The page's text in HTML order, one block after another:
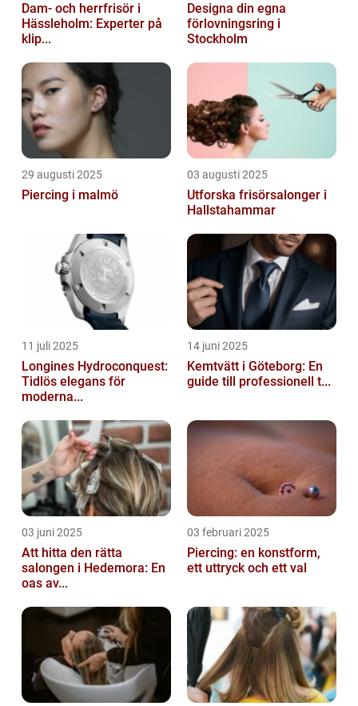
Dam- och herrfrisör i
Hässleholm: Experter på
klip...
Designa din egna
förlovningsring i
Stockholm
29 augusti 2025
Piercing i malmö
03 augusti 2025
Utforska frisörsalonger i
Hallstahammar
11 juli 2025
Longines Hydroconquest:
Tidlös elegans för
moderna...
14 juni 2025
Kemtvätt i Göteborg: En
guide till professionell t...
03 juni 2025
Att hitta den rätta
salongen i Hedemora: En
oas av...
03 februari 2025
Piercing: en konstform,
ett uttryck och ett val